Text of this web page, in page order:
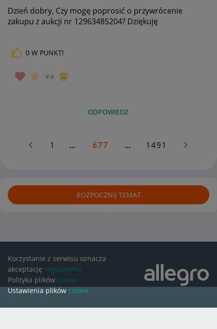
Dzień dobry, Czy mogę poprosić o przywrócenie
zakupu z aukcji nr 12963485204? Dziękuję
0 W PUNKT!
ODPOWIEDZ
1 … 677 … 1491
ROZPOCZNIJ TEMAT
Korzystanie z serwisu oznacza
akceptację regulaminu
Polityka plików cookie
Ustawienia plików cookie